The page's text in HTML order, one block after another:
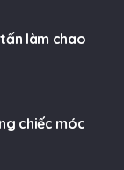
làm chao
chiếc móc